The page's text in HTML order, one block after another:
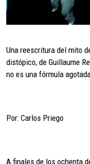
Una reescritura del mito
distópico, de Guillaume
no es una fórmula
Por: Carlos Priego
A finales de los ochenta